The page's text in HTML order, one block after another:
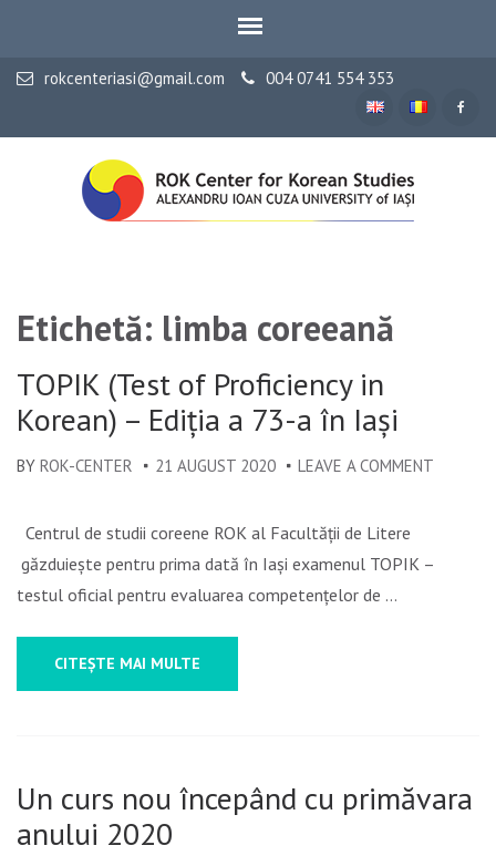
rokcenteriasi@gmail.com 004 0741 554 353
Etichetă: limba coreeană
TOPIK (Test of Proficiency in
Korean) – Ediția a 73-a în Iași
BY ROK-CENTER 21 AUGUST 2020 LEAVE A COMMENT
A
Centrul de studii coreene ROK al Facultății de Litere
găzduiește pentru prima dată în Iași examenul TOPIK –
testul oficial pentru evaluarea competențelor de …
CITEȘTE MAI MULTE
Un curs nou începând cu primăvara
anului 2020